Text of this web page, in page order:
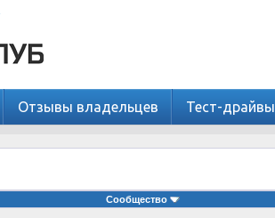
Отзывы владельцев Тест-драйвы
Сообщество